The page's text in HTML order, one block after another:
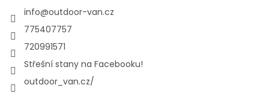
info@outdoor-van.cz
775407757
720991571
Střešní stany na Facebooku!
outdoor_van.cz/